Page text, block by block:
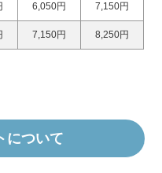
6,050円 7,150円
7,150円 8,250円
について